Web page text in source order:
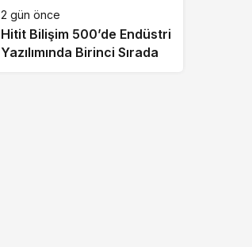
finansman ve altyapı kadar
önemli
2 gün önce
Hitit Bilişim 500’de Endüstri
Yazılımında Birinci Sırada